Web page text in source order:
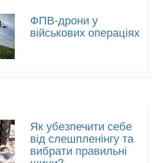
ФПВ-дрони у
військових операціях
Як убезпечити себе
від слешпленінгу та
вибрати правильні